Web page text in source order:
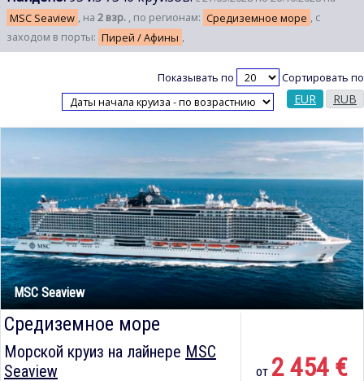
MSC Seaview , на 2 взр. , по регионам: Средиземное море , с
заходом в порты: Пирей / Афины ,
Показывать по Сортировать по
EUR RUB
MSC Seaview
Средиземное море
Морской круиз на лайнере MSC
Seaview
от 2 454 €